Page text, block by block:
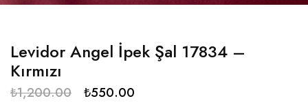
Levidor Angel İpek Şal 17834 –
Kırmızı
₺1,200.00 ₺550.00